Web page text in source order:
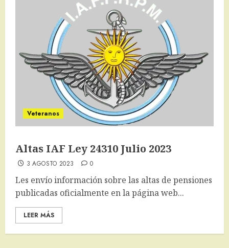
Veteranos
Altas IAF Ley 24310 Julio 2023
3 AGOSTO 2023 0
Les envío información sobre las altas de pensiones
publicadas oficialmente en la página web...
LEER MÁS